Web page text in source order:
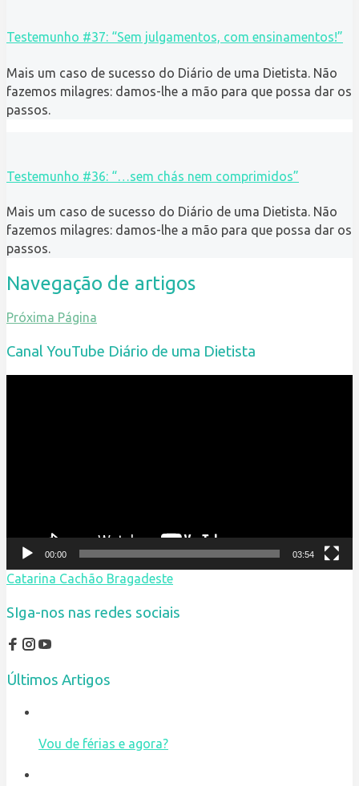
Testemunho #37: “Sem julgamentos, com ensinamentos!”
Mais um caso de sucesso do Diário de uma Dietista. Não
fazemos milagres: damos-lhe a mão para que possa dar os
passos.
Testemunho #36: “…sem chás nem comprimidos”
Mais um caso de sucesso do Diário de uma Dietista. Não
fazemos milagres: damos-lhe a mão para que possa dar os
passos.
Navegação de artigos
Próxima Página
Canal YouTube Diário de uma Dietista
00:00 03:54
Catarina Cachão Bragadeste
SIga-nos nas redes sociais
Últimos Artigos
Vou de férias e agora?